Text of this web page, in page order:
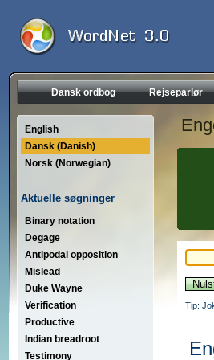
Dansk ordbog Rejseparlør
English
Dansk (Danish)
Norsk (Norwegian)
Aktuelle søgninger
Binary notation
Degage
Antipodal opposition
Mislead
Duke Wayne
Verification
Productive
Indian breadroot
Testimony
Tip: